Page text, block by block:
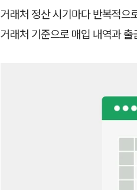
거래처 정산 시기마다 반복적으
거래처 기준으로 매입 내역과